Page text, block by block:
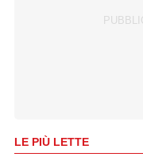
LE PIÙ LETTE